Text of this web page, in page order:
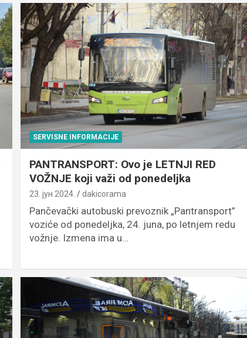
SERVISNE INFORMACIJE
PANTRANSPORT: Ovo je LETNJI RED
VOŽNJE koji važi od ponedeljka
23. јун 2024. dakicorama
Pančevački autobuski prevoznik „Pantransport”
voziće od ponedeljka, 24. juna, po letnjem redu
vožnje. Izmena ima u…